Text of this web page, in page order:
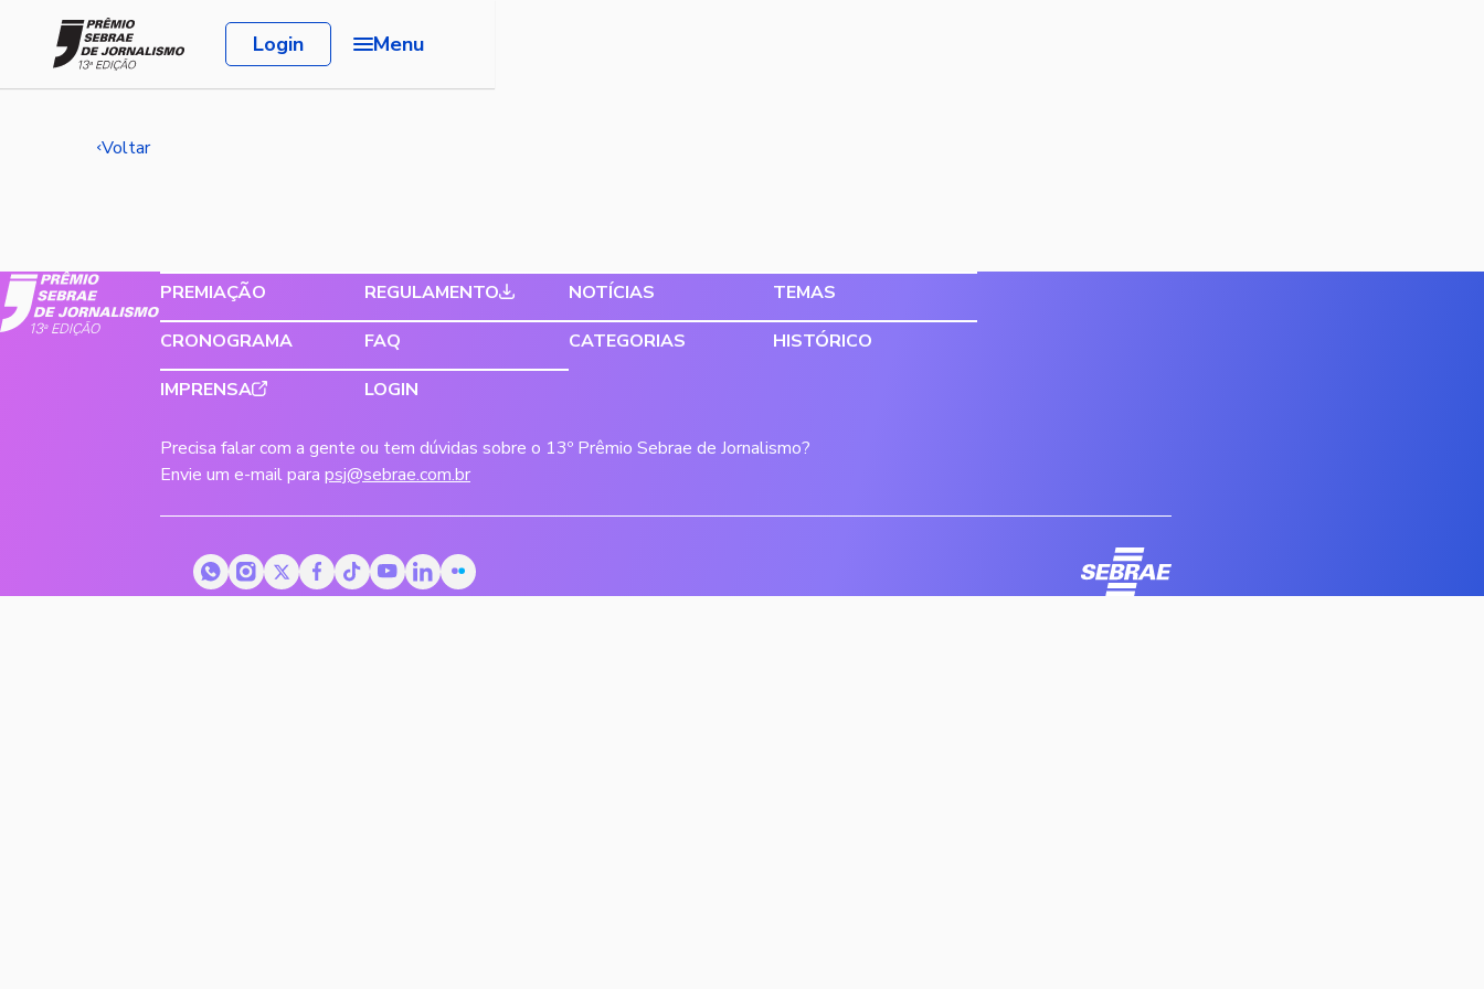
Login Menu
Voltar
PREMIAÇÃO REGULAMENTO NOTÍCIAS
TEMAS
CRONOGRAMA
FAQ CATEGORIAS
HISTÓRICO
IMPRENSA
LOGIN
Precisa falar com a gente ou tem dúvidas sobre o 13º Prêmio Sebrae de Jornalismo?
Envie um e-mail para psj@sebrae.com.br